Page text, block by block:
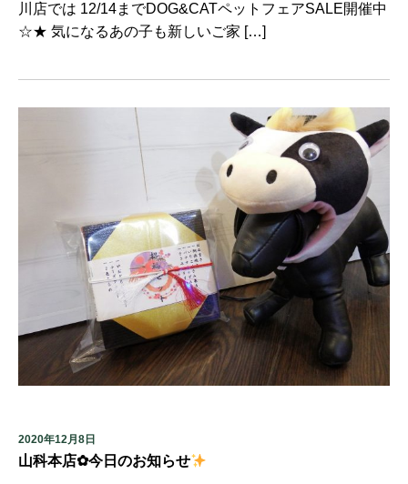
川店では 12/14までDOG&CATペットフェアSALE開催中
☆★ 気になるあの子も新しいご家 […]
2020年12月8日
山科本店✿今日のお知らせ